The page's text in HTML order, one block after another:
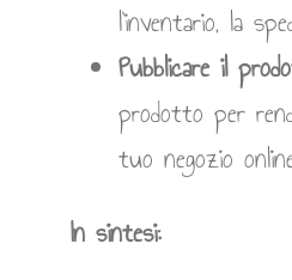
l’inventario, la
Pubblicare il
prodotto per
tuo negozio
In sintesi: